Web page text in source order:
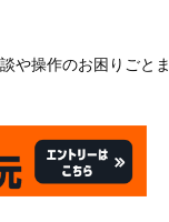
や操作のお困りごと